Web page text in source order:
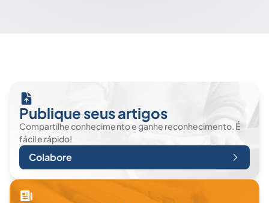
Publique seus artigos
Compartilhe conhecimento e ganhe reconhecimento. É
fácil e rápido!
Colabore